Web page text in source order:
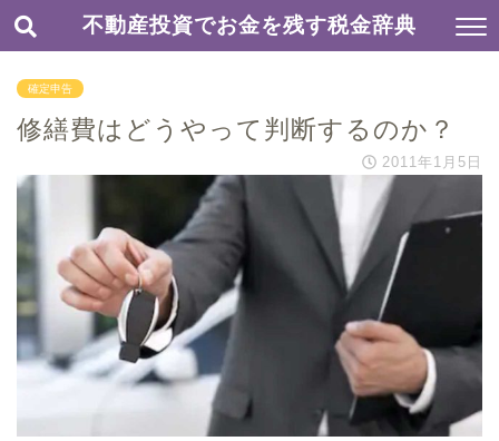
不動産投資でお金を残す税金辞典
確定申告
修繕費はどうやって判断するのか？
2011年1月5日